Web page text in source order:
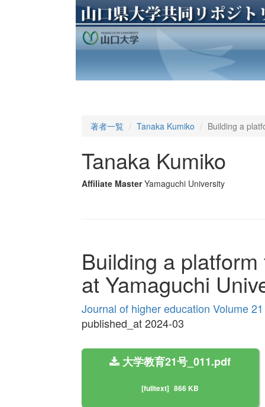
著者一覧 Tanaka Kumiko Building a
Tanaka Kumiko
Affiliate Master Yamaguchi University
Building a
at Yamaguchi
Journal of higher education Volume 21
published_at 2024-03
大学教育21号_011.pdf
[fulltext] 866 KB